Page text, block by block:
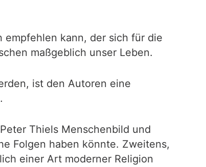
kann, der sich für die
maßgeblich unser Leben.
ist den Autoren eine
Thiels Menschenbild und
Folgen haben könnte. Zweitens,
einer Art moderner Religion